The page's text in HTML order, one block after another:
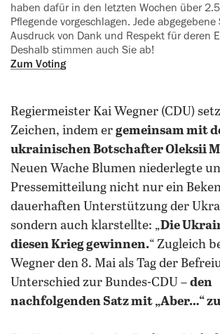
haben dafür in den letzten Wochen über
Pflegende vorgeschlagen. Jede
Ausdruck von Dank und Respekt für deren
Deshalb stimmen auch Sie ab!
Zum Voting
Regiermeister Kai Wegner (CDU)
Zeichen, indem er gemeinsam mit
ukrainischen Botschafter Oleksii
Neuen Wache Blumen niederlegte
Pressemitteilung nicht nur ein
dauerhaften Unterstützung der
sondern auch klarstellte: „Die
diesen Krieg gewinnen.“ Zugleich
Wegner den 8. Mai als Tag der
Unterschied zur Bundes-CDU – den
nachfolgenden Satz mit „Aber…“